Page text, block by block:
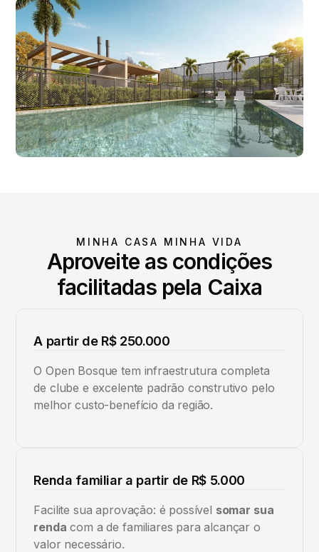
MINHA CASA MINHA VIDA
Aproveite as condições
facilitadas pela Caixa
A partir de R$ 250.000
O Open Bosque tem infraestrutura completa
de clube e excelente padrão construtivo pelo
melhor custo-benefício da região.
Renda familiar a partir de R$ 5.000
Facilite sua aprovação: é possível somar sua
renda com a de familiares para alcançar o
valor necessário.